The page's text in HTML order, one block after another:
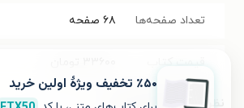
تعداد صفحه‌ها ۶۸ صفحه
نظر شما دربارهٔ این کتاب
٪۵۰ تخفیف ویژۀ اولین خرید